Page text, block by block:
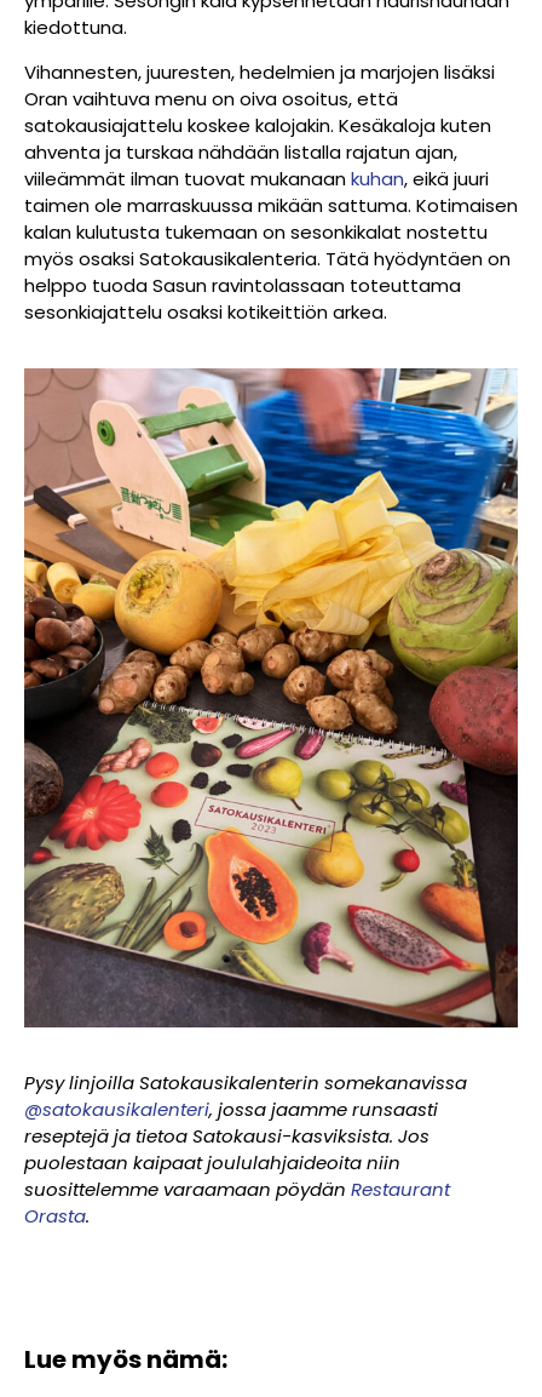
kiedottuna.
Vihannesten, juuresten, hedelmien ja marjojen lisäksi
Oran vaihtuva menu on oiva osoitus, että
satokausiajattelu koskee kalojakin. Kesäkaloja kuten
ahventa ja turskaa nähdään listalla rajatun ajan,
viileämmät ilman tuovat mukanaankuhan, eikä juuri
taimen ole marraskuussa mikään sattuma. Kotimaisen
kalan kulutusta tukemaan on sesonkikalat nostettu
myös osaksi Satokausikalenteria. Tätä hyödyntäen on
helppo tuoda Sasun ravintolassaan toteuttama
sesonkiajattelu osaksi kotikeittiön arkea.
Pysy linjoilla Satokausikalenterin somekanavissa
@satokausikalenteri, jossa jaamme runsaasti
reseptejä ja tietoa Satokausi-kasviksista. Jos
puolestaan kaipaat joululahjaideoita niin
suosittelemme varaamaan pöydän Restaurant
Orasta.
Lue myös nämä: